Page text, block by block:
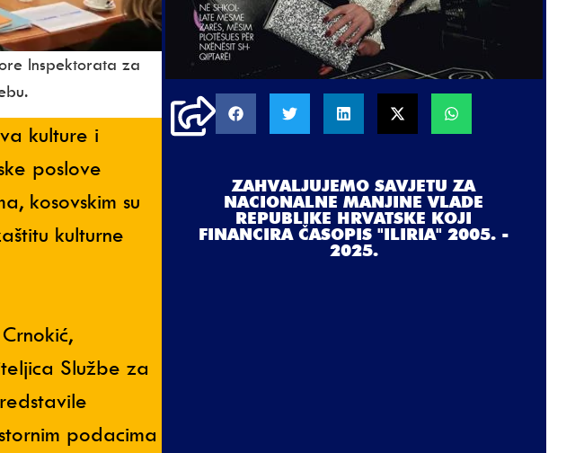
Inspektorata za
kulture i
poslove
kosovskim su
kulturne
Službe za
podacima
ZAHVALJUJEMO SAVJETU ZA
NACIONALNE MANJINE VLADE
REPUBLIKE HRVATSKE KOJI
FINANCIRA ČASOPIS "ILIRIA" 2005. -
2025.